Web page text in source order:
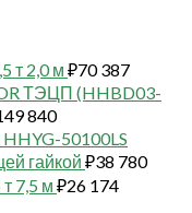
т 2,0 м ₽70 387
ТЭЦП (HHBD03-
840
50100LS
гайкой ₽38 780
7,5 м ₽26 174